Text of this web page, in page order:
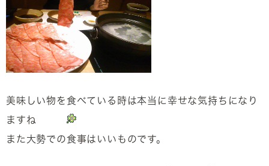
美味しい物を食べている時は本当に幸せな気持ちになり
ますね
また大勢での食事はいいものです。